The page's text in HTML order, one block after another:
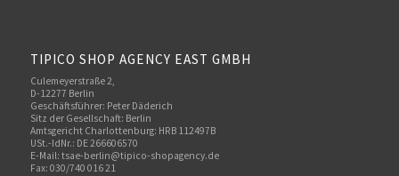
TIPICO SHOP AGENCY EAST GMBH
Culemeyerstraße 2,
D-12277 Berlin
Geschäftsführer: Peter Däderich
Sitz der Gesellschaft: Berlin
Amtsgericht Charlottenburg: HRB 112497B
USt.-IdNr.: DE 266606570
E-Mail: tsae-berlin@tipico-shopagency.de
Fax: 030/740 016 21